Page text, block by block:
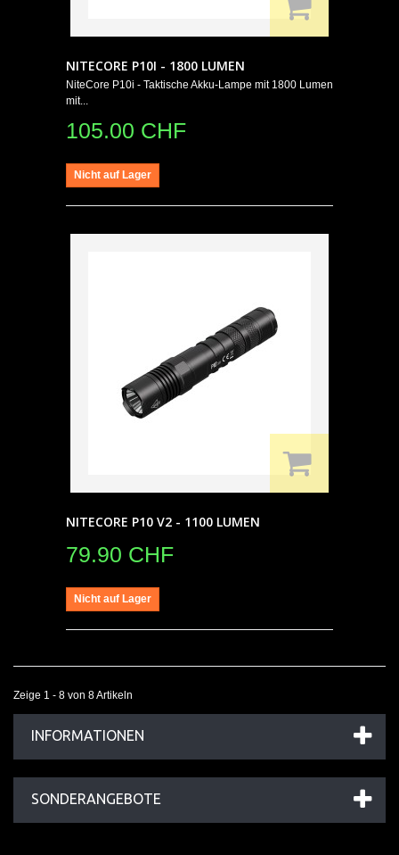
NITECORE P10I - 1800 LUMEN
NiteCore P10i - Taktische Akku-Lampe mit 1800 Lumen
mit...
105.00 CHF
Nicht auf Lager
NITECORE P10 V2 - 1100 LUMEN
79.90 CHF
Nicht auf Lager
Zeige 1 - 8 von 8 Artikeln
INFORMATIONEN
SONDERANGEBOTE